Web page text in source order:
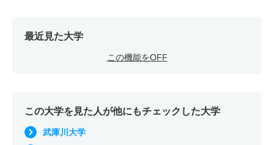
最近見た大学
この機能をOFF
この大学を見た人が他にもチェックした大学
武庫川大学